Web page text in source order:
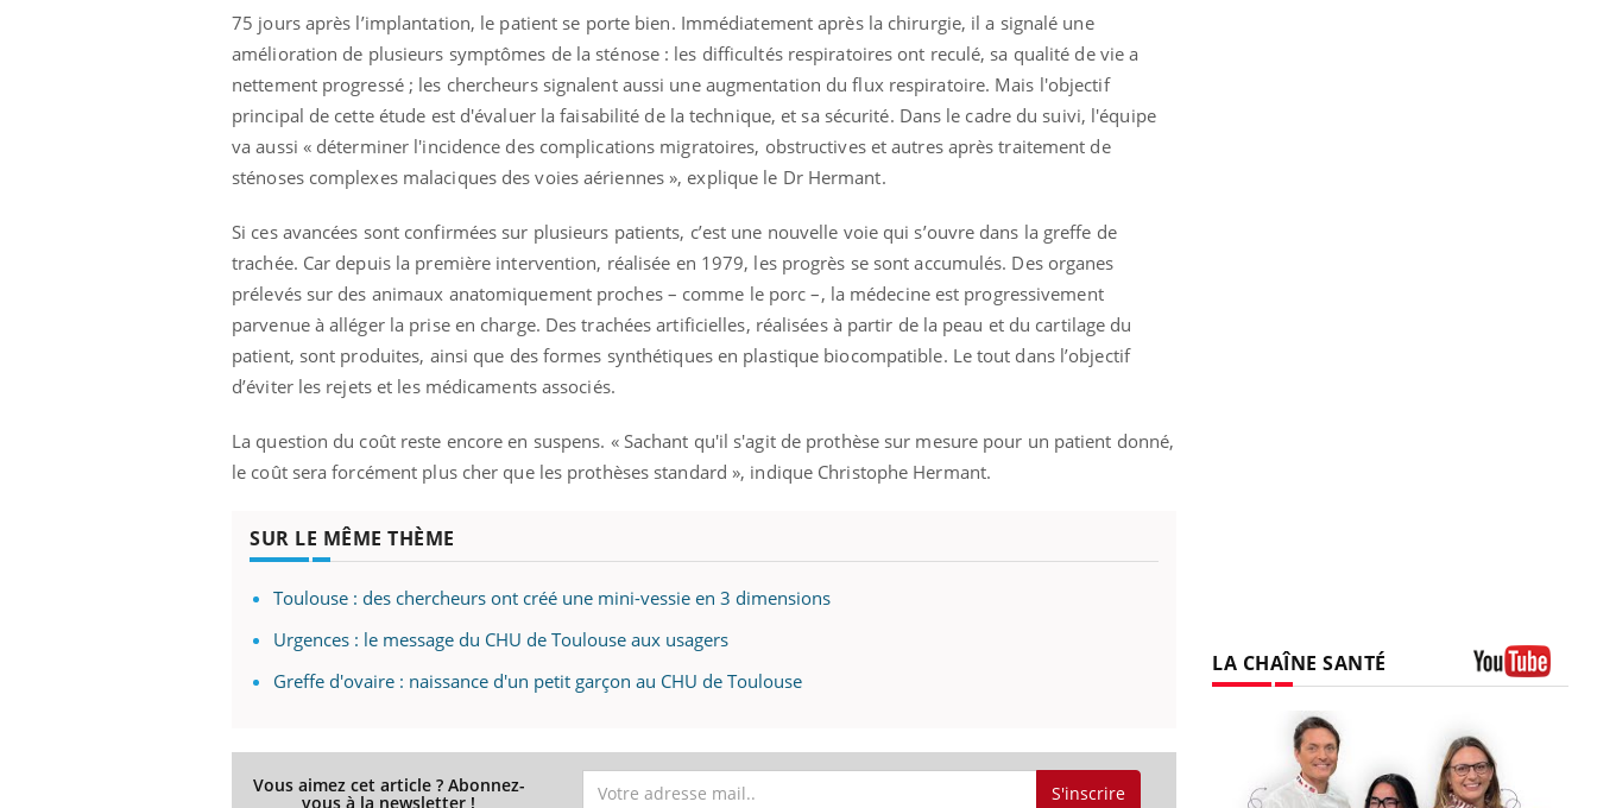
75 jours après l’implantation, le patient se porte bien. Immédiatement après la chirurgie, il a signalé une
amélioration de plusieurs symptômes de la sténose : les difficultés respiratoires ont reculé, sa qualité de vie a
nettement progressé ; les chercheurs signalent aussi une augmentation du flux respiratoire. Mais l'objectif
principal de cette étude est d'évaluer la faisabilité de la technique, et sa sécurité. Dans le cadre du suivi, l'équipe
va aussi « déterminer l'incidence des complications migratoires, obstructives et autres après traitement de
sténoses complexes malaciques des voies aériennes », explique le Dr Hermant.
Si ces avancées sont confirmées sur plusieurs patients, c’est une nouvelle voie qui s’ouvre dans la greffe de
trachée. Car depuis la première intervention, réalisée en 1979, les progrès se sont accumulés. Des organes
prélevés sur des animaux anatomiquement proches – comme le porc –, la médecine est progressivement
parvenue à alléger la prise en charge. Des trachées artificielles, réalisées à partir de la peau et du cartilage du
patient, sont produites, ainsi que des formes synthétiques en plastique biocompatible. Le tout dans l’objectif
d’éviter les rejets et les médicaments associés.
La question du coût reste encore en suspens. « Sachant qu'il s'agit de prothèse sur mesure pour un patient donné,
le coût sera forcément plus cher que les prothèses standard », indique Christophe Hermant.
SUR LE MÊME THÈME
Toulouse : des chercheurs ont créé une mini-vessie en 3 dimensions
Urgences : le message du CHU de Toulouse aux usagers
Greffe d'ovaire : naissance d'un petit garçon au CHU de Toulouse
Vous aimez cet article ? Abonnez-
vous à la newsletter ! S'inscrire
LA CHAÎNE SANTÉ